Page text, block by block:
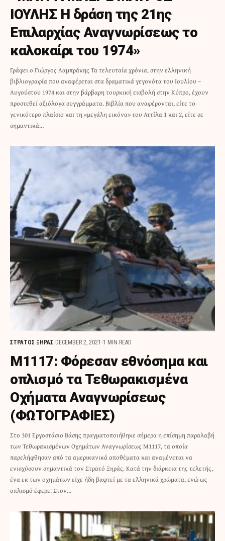
ΙΟΥΛΗΣ Η δράση της 21ης
Επιλαρχίας Αναγνωρίσεως το
καλοκαίρι του 1974»
Γράφει ο Γιώργος Λαμπράκης Τα τελευταία χρόνια, στην ελληνική
βιβλιογραφία που αναφέρεται στα δραματικά γεγονότα του Ιουλίου –
Αυγούστου 1974 και στην βάρβαρη τουρκική εισβολή στην Κύπρο, έχουν
προστεθεί αξιόλογα συγγράμματα. Βιβλία που αναφέρονται, είτε το
γενικότερο πλαίσιο και τη «μεγάλη εικόνα» του Αττίλα 1 και 2, είτε σε
σημαντικά…
ΣΤΡΑΤΟΣ ΞΗΡΑΣ DECEMBER 2, 2021 1 MIN READ
Μ1117: Φόρεσαν εθνόσημα και
οπλισμό τα Τεθωρακισμένα
Οχήματα Αναγνωρίσεως
(ΦΩΤΟΓΡΑΦΙΕΣ)
Στο 301 Εργοστάσιο Βάσης πραγματοποιήθηκε σήμερα η επίσημη παραλαβή
των Τεθωρακισμένων Οχημάτων Αναγνωρίσεως Μ1117, τα οποία
παρελήφθησαν από τα αμερικανικά αποθέματα και αναμένεται να
ενισχύσουν σημαντικά τον Στρατό Ξηράς. Κατά την διάρκεια της τελετής,
ένα εκ των οχημάτων είχε ήδη βαφτεί με τα ελληνικά χρώματα, ενώ ως
οπλισμό έφερε: Στον…